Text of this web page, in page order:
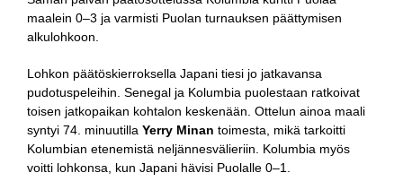
maalein 0–3 ja varmisti Puolan turnauksen päättymisen
alkulohkoon.
Lohkon päätöskierroksella Japani tiesi jo jatkavansa
pudotuspeleihin. Senegal ja Kolumbia puolestaan ratkoivat
toisen jatkopaikan kohtalon keskenään. Ottelun ainoa maali
syntyi 74. minuutilla Yerry Minan toimesta, mikä tarkoitti
Kolumbian etenemistä neljännesvälieriin. Kolumbia myös
voitti lohkonsa, kun Japani hävisi Puolalle 0–1.